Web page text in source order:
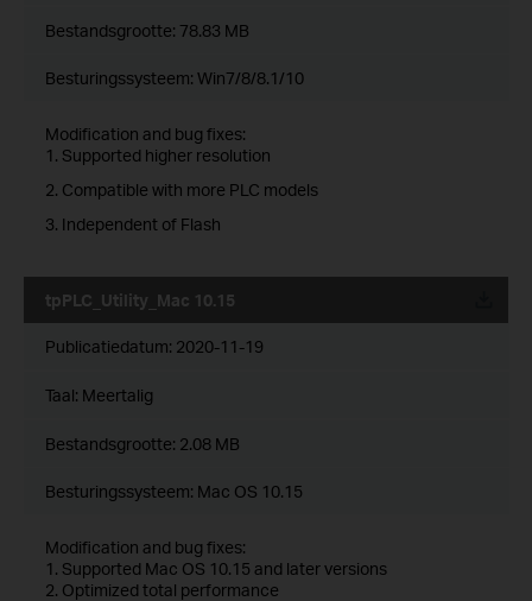
Bestandsgrootte: 78.83 MB
Besturingssysteem: Win7/8/8.1/10
Modification and bug fixes:
1. Supported higher resolution
2. Compatible with more PLC models
3. Independent of Flash
tpPLC_Utility_Mac 10.15
Publicatiedatum: 2020-11-19
Taal: Meertalig
Bestandsgrootte: 2.08 MB
Besturingssysteem: Mac OS 10.15
Modification and bug fixes:
1. Supported Mac OS 10.15 and later versions
2. Optimized total performance